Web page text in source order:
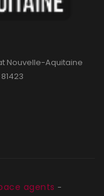
Nouvelle-Aquitaine
agents -